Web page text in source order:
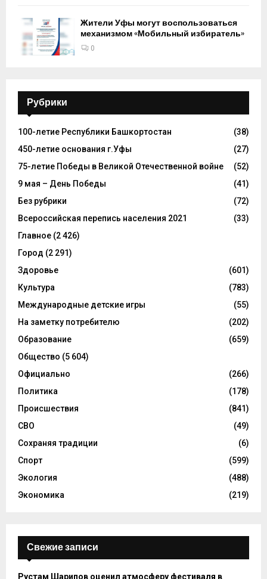
Жители Уфы могут воспользоваться
механизмом «Мобильный избиратель»
0
Рубрики
100-летие Республики Башкортостан
(38)
450-летие основания г.Уфы
(27)
75-летие Победы в Великой Отечественной войне
(52)
9 мая – День Победы
(41)
Без рубрики
(72)
Всероссийская перепись населения 2021
(33)
Главное (2 426)
Город (2 291)
Здоровье
(601)
Культура
(783)
Международные детские игры
(55)
На заметку потребителю
(202)
Образование
(659)
Общество (5 604)
Официально
(266)
Политика
(178)
Происшествия
(841)
СВО
(49)
Сохраняя традиции
(6)
Спорт
(599)
Экология
(488)
Экономика
(219)
Свежие записи
Рустам Шарипов оценил атмосферу фестиваля в